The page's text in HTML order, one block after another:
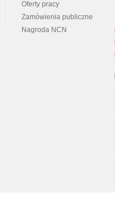
Oferty pracy
Zamówienia publiczne
Nagroda NCN